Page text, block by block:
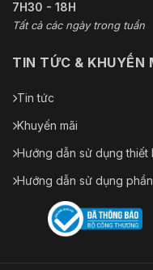
7H30 - 18H
Tất cả các ngày trong tuần
TIN TỨC & KHUYẾN
Tin tức
Khuyến mãi
Hướng dẫn sử dụng thiết
Hướng dẫn sử dụng phần